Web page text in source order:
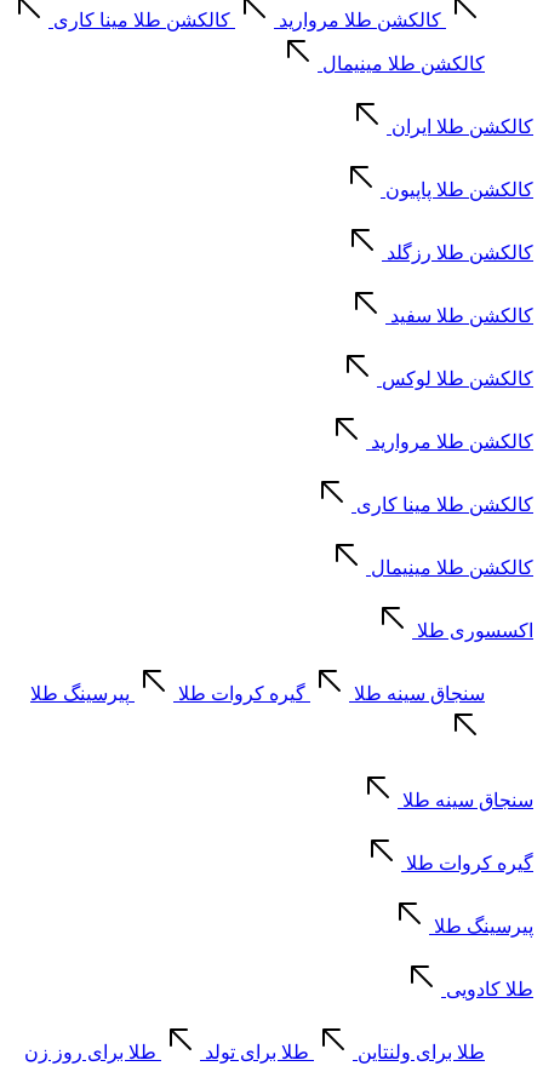
کالکشن طلا مروارید کالکشن طلا مینا کاری
کالکشن طلا مینیمال
کالکشن طلا ایران
کالکشن طلا پاپیون
کالکشن طلا رزگلد
کالکشن طلا سفید
کالکشن طلا لوکس
کالکشن طلا مروارید
کالکشن طلا مینا کاری
کالکشن طلا مینیمال
اکسسوری طلا
سنجاق سینه طلا گیره کروات طلا پیرسینگ طلا
سنجاق سینه طلا
گیره کروات طلا
پیرسینگ طلا
طلا کادویی
طلا برای ولنتاین طلا برای تولد طلا برای روز زن